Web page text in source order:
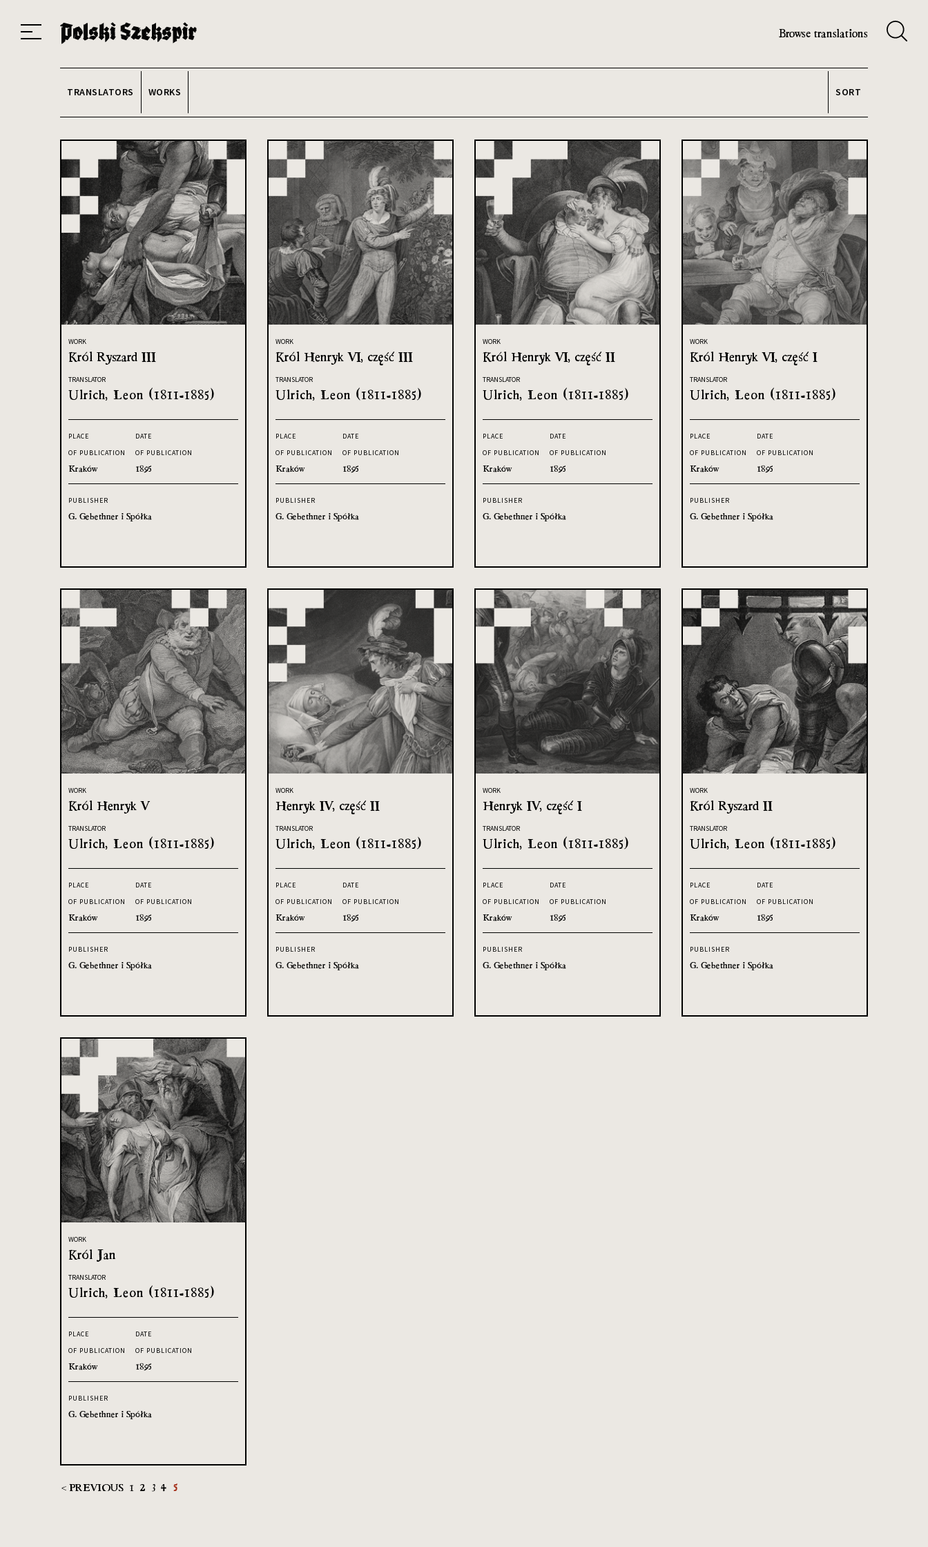
Browse translations
TRANSLATORS WORKS SORT
WORK
Król Ryszard III
TRANSLATOR
Ulrich, Leon (1811-1885)
PLACE
OF PUBLICATION
Kraków
DATE
OF PUBLICATION
1895
PUBLISHER
G. Gebethner i Spółka
WORK
Król Henryk VI, część III
TRANSLATOR
Ulrich, Leon (1811-1885)
PLACE
OF PUBLICATION
Kraków
DATE
OF PUBLICATION
1895
PUBLISHER
G. Gebethner i Spółka
WORK
Król Henryk VI, część II
TRANSLATOR
Ulrich, Leon (1811-1885)
PLACE
OF PUBLICATION
Kraków
DATE
OF PUBLICATION
1895
PUBLISHER
G. Gebethner i Spółka
WORK
Król Henryk VI, część I
TRANSLATOR
Ulrich, Leon (1811-1885)
PLACE
OF PUBLICATION
Kraków
DATE
OF PUBLICATION
1895
PUBLISHER
G. Gebethner i Spółka
WORK
Król Henryk V
TRANSLATOR
Ulrich, Leon (1811-1885)
PLACE
OF PUBLICATION
Kraków
DATE
OF PUBLICATION
1895
PUBLISHER
G. Gebethner i Spółka
WORK
Henryk IV, część II
TRANSLATOR
Ulrich, Leon (1811-1885)
PLACE
OF PUBLICATION
Kraków
DATE
OF PUBLICATION
1895
PUBLISHER
G. Gebethner i Spółka
WORK
Henryk IV, część I
TRANSLATOR
Ulrich, Leon (1811-1885)
PLACE
OF PUBLICATION
Kraków
DATE
OF PUBLICATION
1895
PUBLISHER
G. Gebethner i Spółka
WORK
Król Ryszard II
TRANSLATOR
Ulrich, Leon (1811-1885)
PLACE
OF PUBLICATION
Kraków
DATE
OF PUBLICATION
1895
PUBLISHER
G. Gebethner i Spółka
WORK
Król Jan
TRANSLATOR
Ulrich, Leon (1811-1885)
PLACE
OF PUBLICATION
Kraków
DATE
OF PUBLICATION
1895
PUBLISHER
G. Gebethner i Spółka
< PREVIOUS 1 2 3 4 5